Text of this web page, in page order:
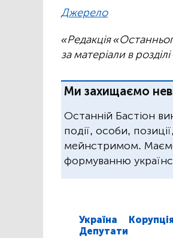
Джерело
«Редакція
за матеріали в
Ми захищаємо
Останній Бастіон
події, особи,
мейнстримом.
формуванню
Україна Корупція
Депутати